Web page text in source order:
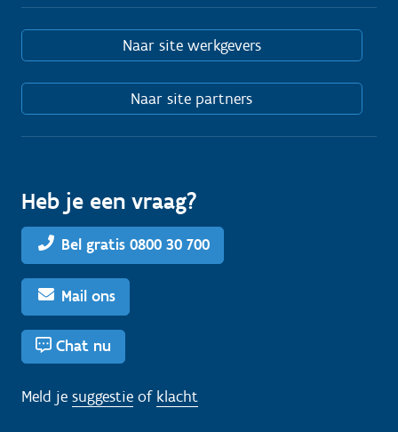
Naar site werkgevers
Naar site partners
Heb je een vraag?
Bel gratis 0800 30 700
Mail ons
Chat nu
Meld je suggestie of klacht